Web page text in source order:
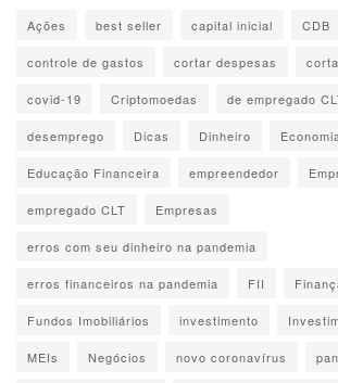
Ações best seller capital inicial CDB
controle de gastos cortar despesas
covid-19 Criptomoedas de empregado
desemprego Dicas Dinheiro
Educação Financeira empreendedor
empregado CLT Empresas
erros com seu dinheiro na pandemia
erros financeiros na pandemia FII
Fundos Imobiliários investimento
MEIs Negócios novo coronavírus